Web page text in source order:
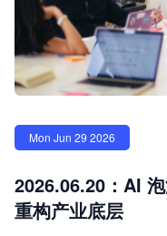
Mon Jun 29 2026
2026.06.20：AI
重构产业底层